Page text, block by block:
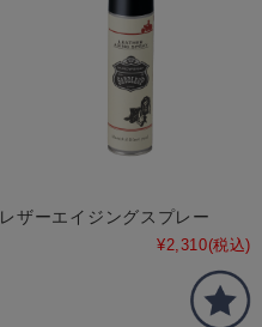
レザーエイジングスプレー
¥2,310(税込)